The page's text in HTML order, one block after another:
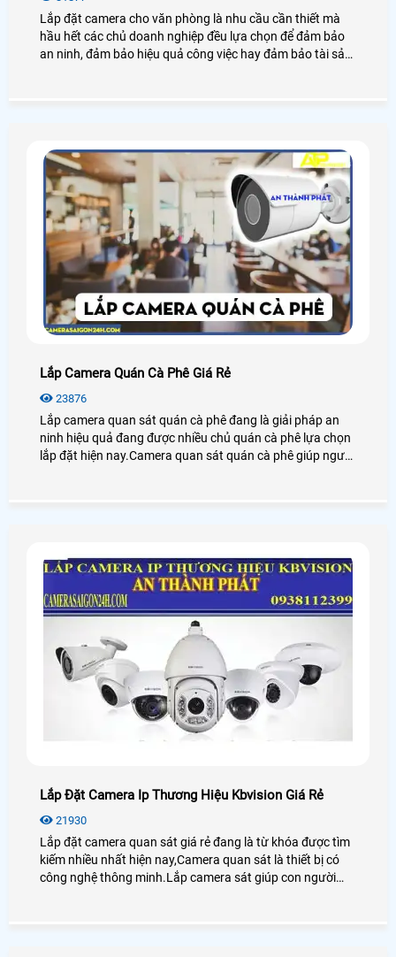
Lắp đặt camera cho văn phòng là nhu cầu cần thiết mà
hầu hết các chủ doanh nghiệp đều lựa chọn để đảm bảo
an ninh, đảm bảo hiệu quả công việc hay đảm bảo tài sản
Lắp Camera Quán Cà Phê Giá Rẻ
23876
Lắp camera quan sát quán cà phê đang là giải pháp an
ninh hiệu quả đang được nhiều chủ quán cà phê lựa chọn
lắp đặt hiện nay.Camera quan sát quán cà phê giúp người
Lắp Đặt Camera Ip Thương Hiệu Kbvision Giá Rẻ
21930
Lắp đặt camera quan sát giá rẻ đang là từ khóa được tìm
kiếm nhiều nhất hiện nay,Camera quan sát là thiết bị có
công nghệ thông minh.Lắp camera sát giúp con người